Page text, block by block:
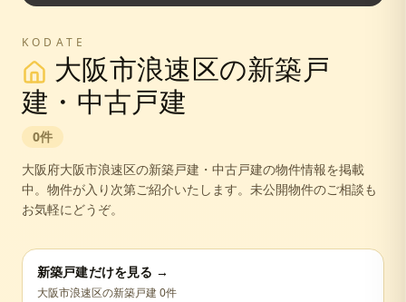
KODATE
大阪市浪速区の新築戸
建・中古戸建
0件
大阪府大阪市浪速区の新築戸建・中古戸建の物件情報を掲載
中。 物件が入り次第ご紹介いたします。未公開物件のご相談も
お気軽にどうぞ。
新築戸建だけを見る →
大阪市浪速区の新築戸建0件